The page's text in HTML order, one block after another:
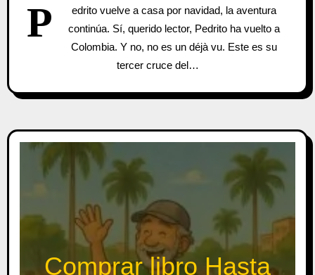
P
edrito vuelve a casa por navidad, la aventura
continúa. Sí, querido lector, Pedrito ha vuelto a
Colombia. Y no, no es un déjà vu. Este es su
tercer cruce del…
Comprar libro Hasta